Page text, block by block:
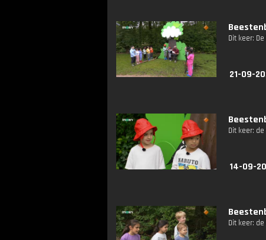
Dit keer:
21-09-
Dit keer:
14-09-
Dit keer: